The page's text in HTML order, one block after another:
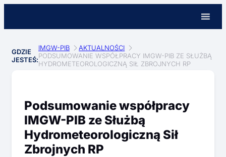
GDZIE
JESTEŚ:
IMGW-PIB
AKTUALNOŚCI
PODSUMOWANIE WSPÓŁPRACY IMGW-PIB ZE SŁUŻBĄ
HYDROMETEOROLOGICZNĄ SIŁ ZBROJNYCH RP
Podsumowanie współpracy
IMGW-PIB ze Służbą
Hydrometeorologiczną Sił
Zbrojnych RP